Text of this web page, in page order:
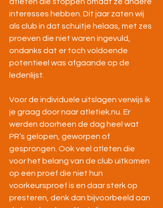
interesses hebben. Dit jaar zaten wij
als club in dat schuitje helaas, met zes
proeven die niet waren ingevuld,
ondanks dat er toch voldoende
potentieel was afgaande op de
ledenlijst.
Voor de individuele uitslagen verwijs ik
je graag door naar atletiek.nu. Er
werden doorheen de dag heel wat
PR’s gelopen, geworpen of
gesprongen. Ook veel atleten die
voor het belang van de club uitkomen
op een proef die niet hun
voorkeursproef is en daar sterk op
presteren, denk dan bijvoorbeeld aan